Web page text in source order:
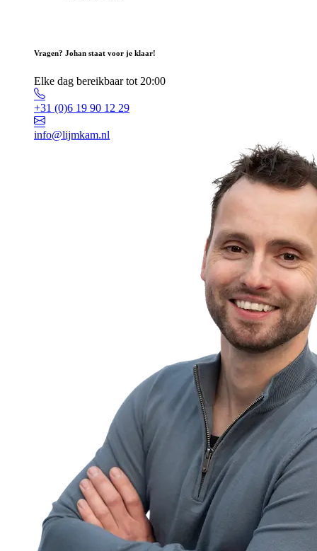
Vragen? Johan staat voor je klaar!
Elke dag bereikbaar tot 20:00
+31 (0)6 19 90 12 29
info@lijmkam.nl